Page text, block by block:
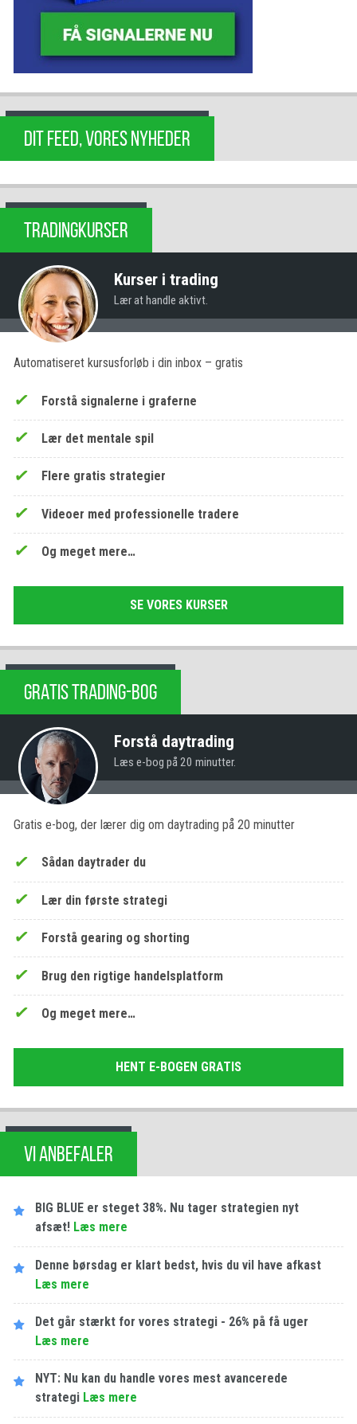
DIT FEED, VORES NYHEDER
TRADINGKURSER
Kurser i trading
Lær at handle aktivt.
Automatiseret kursusforløb i din inbox – gratis
Forstå signalerne i graferne
Lær det mentale spil
Flere gratis strategier
Videoer med professionelle tradere
Og meget mere…
SE VORES KURSER
GRATIS TRADING-BOG
Forstå daytrading
Læs e-bog på 20 minutter.
Gratis e-bog, der lærer dig om daytrading på 20 minutter
Sådan daytrader du
Lær din første strategi
Forstå gearing og shorting
Brug den rigtige handelsplatform
Og meget mere…
HENT E-BOGEN GRATIS
VI ANBEFALER
BIG BLUE er steget 38%. Nu tager strategien nyt
afsæt! Læs mere
Denne børsdag er klart bedst, hvis du vil have afkast
Læs mere
Det går stærkt for vores strategi - 26% på få uger
Læs mere
NYT: Nu kan du handle vores mest avancerede
strategi Læs mere